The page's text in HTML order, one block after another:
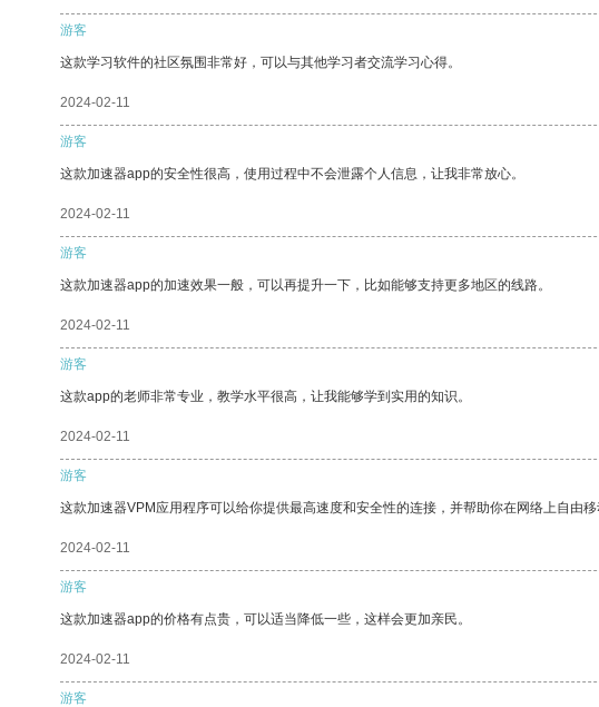
游客
这款学习软件的社区氛围非常好，可以与其他学习者交流学习心得。
2024-02-11
游客
这款加速器app的安全性很高，使用过程中不会泄露个人信息，让我非常放心。
2024-02-11
游客
这款加速器app的加速效果一般，可以再提升一下，比如能够支持更多地区的线路。
2024-02-11
游客
这款app的老师非常专业，教学水平很高，让我能够学到实用的知识。
2024-02-11
游客
这款加速器VPM应用程序可以给你提供最高速度和安全性的连接，并帮助你在网络上自由移
2024-02-11
游客
这款加速器app的价格有点贵，可以适当降低一些，这样会更加亲民。
2024-02-11
游客